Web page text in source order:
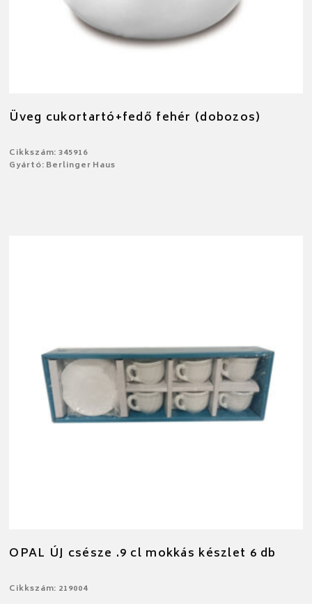
Üveg cukortartó+fedő fehér (dobozos)
Cikkszám: 345916
Gyártó: Berlinger Haus
OPAL ÚJ csésze .9 cl mokkás készlet 6 db
Cikkszám: 219004